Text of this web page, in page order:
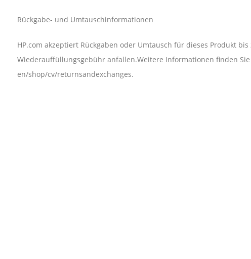
Rückgabe- und Umtauschinformationen
HP.com akzeptiert Rückgaben oder Umtausch für dieses Produkt
Wiederauffüllungsgebühr anfallen.Weitere Informationen finden
en/shop/cv/returnsandexchanges.